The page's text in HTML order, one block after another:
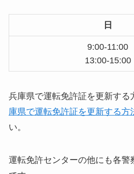
日
9:00-11:00
13:00-15:00
兵庫県で運転免許証を更新する
庫県で運転免許証を更新する方
い。
運転免許センターの他にも各警